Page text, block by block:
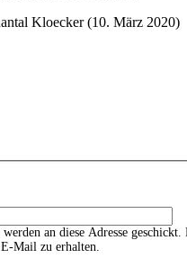
Kloecker (10. März 2020)
an diese Adresse
Mail zu erhalten.